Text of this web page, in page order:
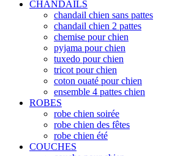
CHANDAILS
chandail chien sans pattes
chandail chien 2 pattes
chemise pour chien
pyjama pour chien
tuxedo pour chien
tricot pour chien
coton ouaté pour chien
ensemble 4 pattes chien
ROBES
robe chien soirée
robe chien des fêtes
robe chien été
COUCHES